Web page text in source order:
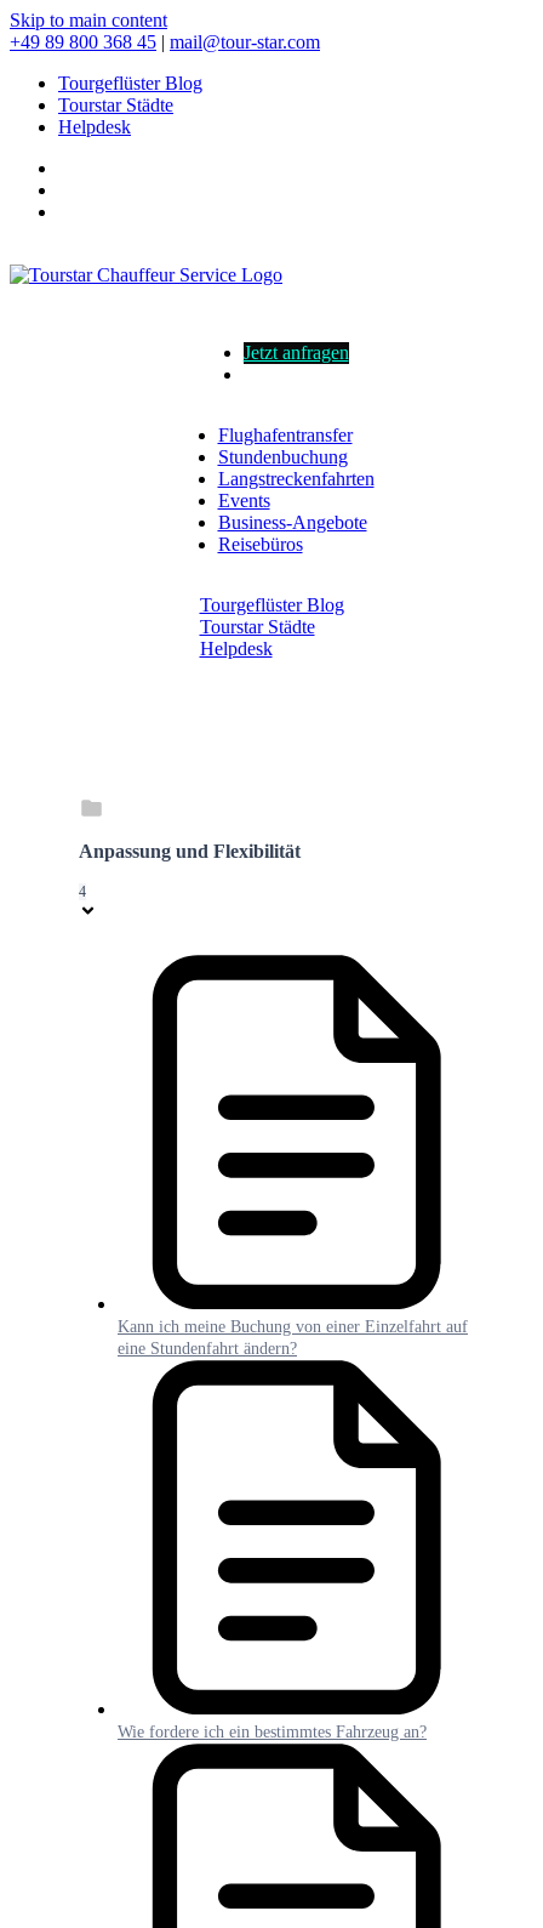
Skip to main content
+49 89 800 368 45 | mail@tour-star.com
Tourgeflüster Blog
Tourstar Städte
Helpdesk
Flughafentransfer
Stundenbuchung
Langstreckenfahrten
Events
Business-Angebote
Reisebüros
Jetzt anfragen
Tourgeflüster Blog
Tourstar Städte
Helpdesk
Anpassung und Flexibilität
4
Kann ich meine Buchung von einer Einzelfahrt auf
eine Stundenfahrt ändern?
Wie fordere ich ein bestimmtes Fahrzeug an?